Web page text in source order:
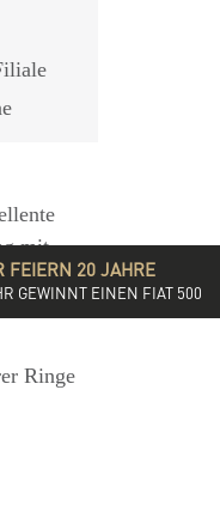
mit
eine
Ringe
FEIERN 20 JAHRE
GEWINNT EINEN FIAT 500